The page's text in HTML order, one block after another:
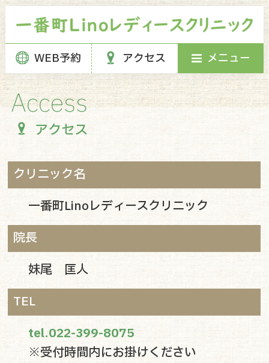
WEB予約 アクセス メニュー
アクセス
クリニック名
一番町Linoレディースクリニック
院長
妹尾 匡人
TEL
tel.022-399-8075
※受付時間内にお掛けください